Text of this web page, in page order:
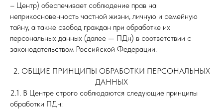
– Центр) обеспечивает соблюдение прав на
неприкосновенность частной жизни, личную и семейную
тайну, а также свобод граждан при обработке их
персональных данных (далее — ПДн) в соответствии с
законодательством Российской Федерации.
2. ОБЩИЕ ПРИНЦИПЫ ОБРАБОТКИ ПЕРСОНАЛЬНЫХ
ДАННЫХ
2.1. В Центре строго соблюдаются следующие принципы
обработки ПДн: